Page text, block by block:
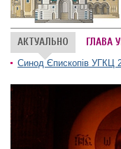
АКТУАЛЬНО ГЛАВА
Синод Єпископів УГКЦ